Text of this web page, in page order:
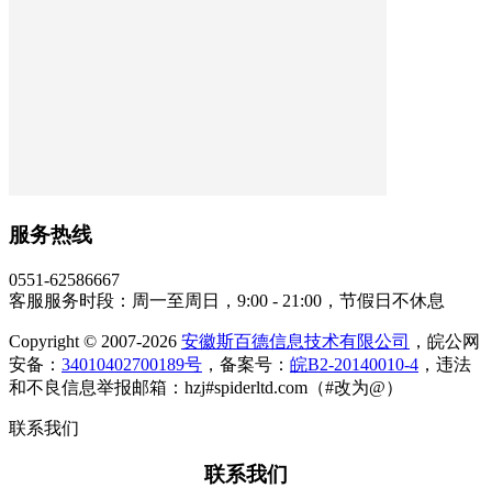
服务热线
0551-62586667
客服服务时段：周一至周日，9:00 - 21:00，节假日不休息
Copyright © 2007-2026 安徽斯百德信息技术有限公司
，皖公网
安备： 34010402700189号 ，备案号： 皖B2-20140010-4 ，违法
和不良信息举报邮箱：hzj#spiderltd.com（#改为@）
联系我们
联系我们